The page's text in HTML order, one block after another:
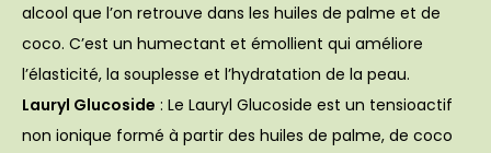
alcool que l’on retrouve dans les huiles de palme et de
coco. C’est un humectant et émollient qui améliore
l’élasticité, la souplesse et l’hydratation de la peau.
Lauryl Glucoside : Le Lauryl Glucoside est un tensioactif
non ionique formé à partir des huiles de palme, de coco